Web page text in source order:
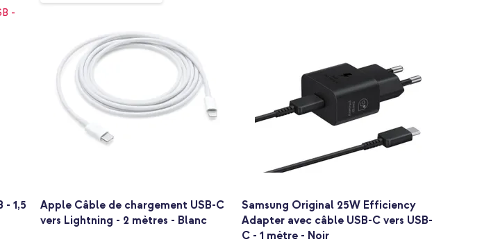
- 1,5
Apple Câble de chargement USB-C
vers Lightning - 2 mètres - Blanc
Samsung Original 25W Efficiency
Adapter avec câble USB-C vers USB-
C - 1 mètre - Noir